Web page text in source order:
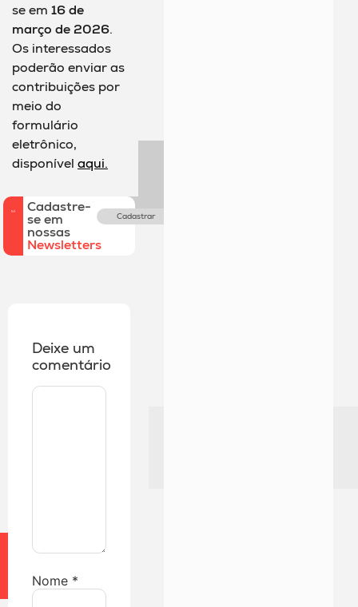
se em 16 de
março de 2026.
Os interessados
poderão enviar as
contribuições por
meio do
formulário
eletrônico,
disponível aqui.
Cadastre-
se em
nossas
Newsletters
Cadastrar
Deixe um
comentário
Nome *